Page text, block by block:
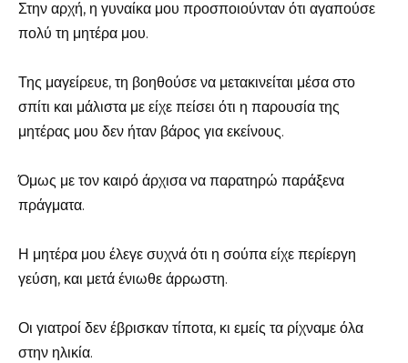
Στην αρχή, η γυναίκα μου προσποιούνταν ότι αγαπούσε
πολύ τη μητέρα μου.
Της μαγείρευε, τη βοηθούσε να μετακινείται μέσα στο
σπίτι και μάλιστα με είχε πείσει ότι η παρουσία της
μητέρας μου δεν ήταν βάρος για εκείνους.
Όμως με τον καιρό άρχισα να παρατηρώ παράξενα
πράγματα.
Η μητέρα μου έλεγε συχνά ότι η σούπα είχε περίεργη
γεύση, και μετά ένιωθε άρρωστη.
Οι γιατροί δεν έβρισκαν τίποτα, κι εμείς τα ρίχναμε όλα
στην ηλικία.